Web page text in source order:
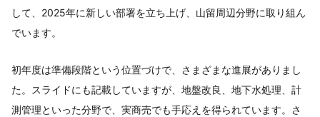
して、2025年に新しい部署を立ち上げ、山留周辺分野に取り組ん
でいます。
初年度は準備段階という位置づけで、さまざまな進展がありまし
た。スライドにも記載していますが、地盤改良、地下水処理、計
測管理といった分野で、実商売でも手応えを得られています。さ